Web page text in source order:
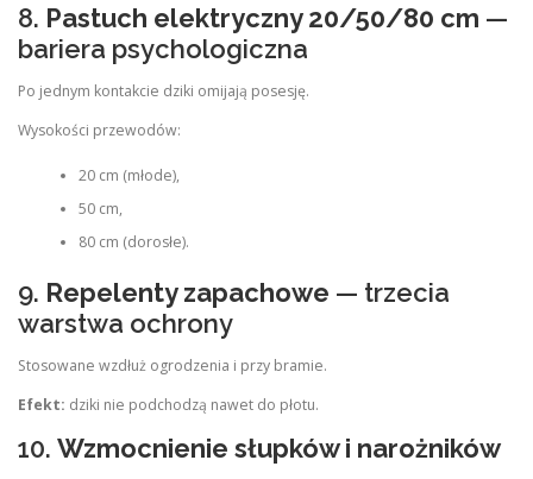
8. Pastuch elektryczny 20/50/80 cm —
bariera psychologiczna
Po jednym kontakcie dziki omijają posesję.
Wysokości przewodów:
20 cm (młode),
50 cm,
80 cm (dorosłe).
9. Repelenty zapachowe — trzecia
warstwa ochrony
Stosowane wzdłuż ogrodzenia i przy bramie.
Efekt: dziki nie podchodzą nawet do płotu.
10. Wzmocnienie słupków i narożników